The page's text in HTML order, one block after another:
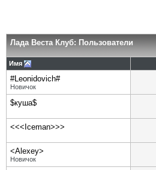
Лада Веста Клуб: Пользователи
Имя
#Leonidovich#
Новичок
$куша$
<<<Iceman>>>
<Alexey>
Новичок